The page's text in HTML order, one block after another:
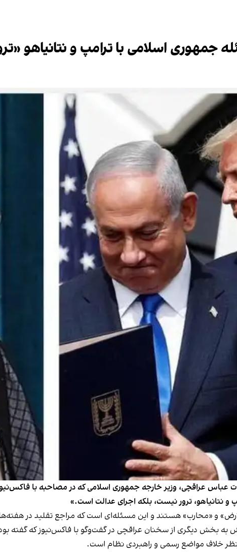
جمهوری اسلامی با ترامپ و نتانیاهو
عباس عراقچی، وزیر خارجه جمهوری اسلامی که در مصاحبه با
نتانیاهو، ترور نیست، بلکه اجرای عدالت است.»
و «محارب» هستند و این مسئله‌ای است که مراجع تقلید در
به بخش دیگری از سخنان عراقچی در گفت‌وگو با فاکس‌نیوز که گفته
خلاف مواضع رسمی و راهبردی نظام است.